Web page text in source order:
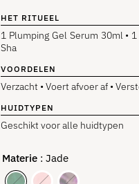
HET RITUEEL
1 Plumping Gel Serum 30ml •
Sha
VOORDELEN
Verzacht • Voert afvoer af •
HUIDTYPEN
Geschikt voor alle huidtypen
Materie : Jade